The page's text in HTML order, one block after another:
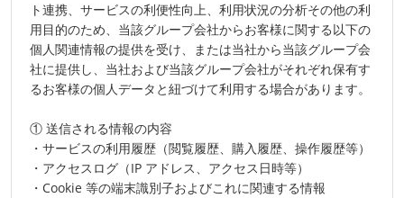
ト連携、サービスの利便性向上、利用状況の分析その他の利
用目的のため、当該グループ会社からお客様に関する以下の
個人関連情報の提供を受け、または当社から当該グループ会
社に提供し、当社および当該グループ会社がそれぞれ保有す
るお客様の個人データと紐づけて利用する場合があります。
① 送信される情報の内容
・サービスの利用履歴（閲覧履歴、購入履歴、操作履歴等）
・アクセスログ（IP アドレス、アクセス日時等）
・Cookie 等の端末識別子およびこれに関連する情報